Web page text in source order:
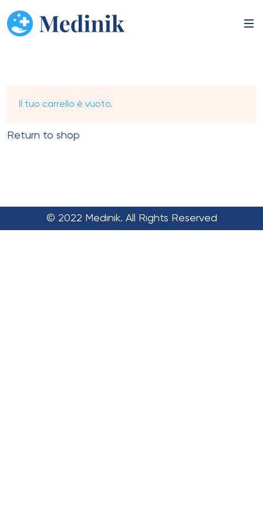
Il tuo carrello è vuoto.
Return to shop
© 2022 Medinik. All Rights Reserved